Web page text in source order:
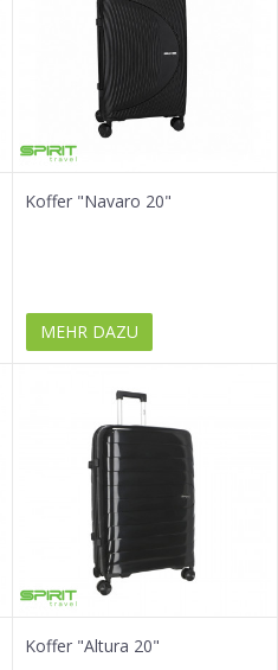
Koffer "Navaro 20"
MEHR DAZU
Koffer "Altura 20"